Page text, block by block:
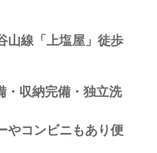
山線「上塩屋」徒歩
完備・独立洗
やコンビニもあり便